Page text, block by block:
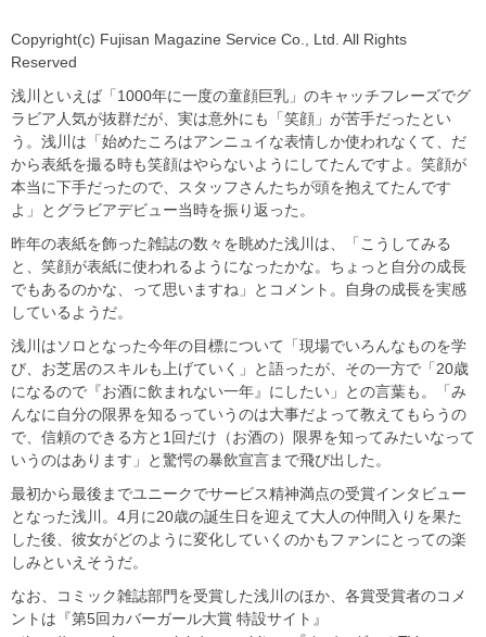
Copyright(c) Fujisan Magazine Service Co., Ltd. All Rights
Reserved
浅川といえば「1000年に一度の童顔巨乳」のキャッチフレーズでグ
ラビア人気が抜群だが、実は意外にも「笑顔」が苦手だったとい
う。浅川は「始めたころはアンニュイな表情しか使われなくて、だ
から表紙を撮る時も笑顔はやらないようにしてたんですよ。笑顔が
本当に下手だったので、スタッフさんたちが頭を抱えてたんです
よ」とグラビアデビュー当時を振り返った。
昨年の表紙を飾った雑誌の数々を眺めた浅川は、「こうしてみる
と、笑顔が表紙に使われるようになったかな。ちょっと自分の成長
でもあるのかな、って思いますね」とコメント。自身の成長を実感
しているようだ。
浅川はソロとなった今年の目標について「現場でいろんなものを学
び、お芝居のスキルも上げていく」と語ったが、その一方で「20歳
になるので『お酒に飲まれない一年』にしたい」との言葉も。「み
んなに自分の限界を知るっていうのは大事だよって教えてもらうの
で、信頼のできる方と1回だけ（お酒の）限界を知ってみたいなって
いうのはあります」と驚愕の暴飲宣言まで飛び出した。
最初から最後までユニークでサービス精神満点の受賞インタビュー
となった浅川。4月に20歳の誕生日を迎えて大人の仲間入りを果た
した後、彼女がどのように変化していくのかもファンにとっての楽
しみといえそうだ。
なお、コミック雑誌部門を受賞した浅川のほか、各賞受賞者のコメ
ントは『第5回カバーガール大賞 特設サイト』